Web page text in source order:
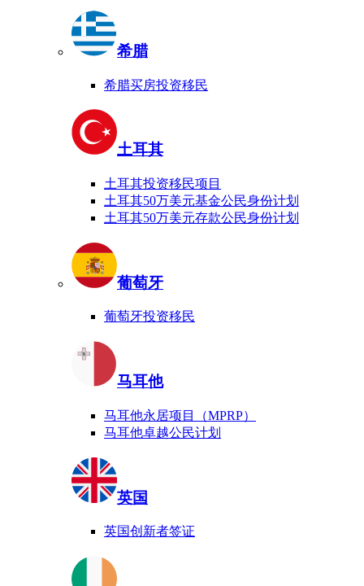
希腊
希腊买房投资移民
土耳其
土耳其投资移民项目
土耳其50万美元基金公民身份计划
土耳其50万美元存款公民身份计划
葡萄牙
葡萄牙投资移民
马耳他
马耳他永居项目（MPRP）
马耳他卓越公民计划
英国
英国创新者签证